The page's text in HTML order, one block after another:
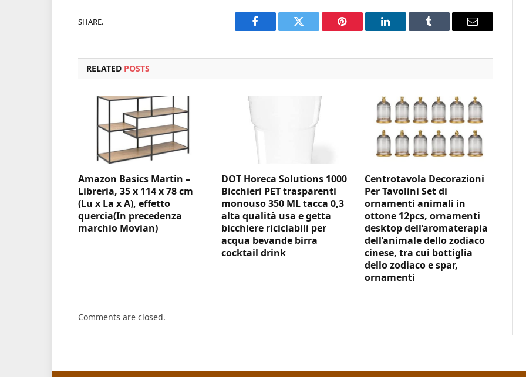
SHARE.
Facebook Twitter Pinterest LinkedIn Tumblr Email
RELATED POSTS
Amazon Basics Martin –
Libreria, 35 x 114 x 78 cm
(Lu x La x A), effetto
quercia(In precedenza
marchio Movian)
DOT Horeca Solutions 1000
Bicchieri PET trasparenti
monouso 350 ML tacca 0,3
alta qualità usa e getta
bicchiere riciclabili per
acqua bevande birra
cocktail drink
Centrotavola Decorazioni
Per Tavolini Set di
ornamenti animali in
ottone 12pcs, ornamenti
desktop dell’aromaterapia
dell’animale dello zodiaco
cinese, tra cui bottiglia
dello zodiaco e spar,
ornamenti
Comments are closed.